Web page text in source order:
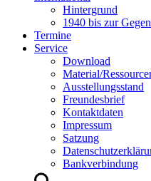
Hintergrund
1940 bis zur
Termine
Service
Download
Material/
Ausstellungsstand
Freundesbrief
Kontaktdaten
Impressum
Satzung
Bankverbindung